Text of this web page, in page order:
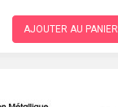
AJOUTER AU PANIER